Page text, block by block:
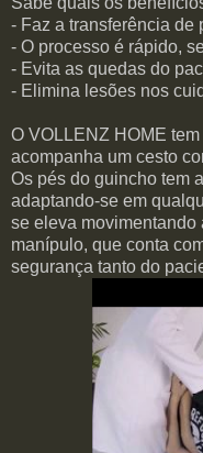
- Faz a transferência de
- O processo é rápido,
- Evita as quedas do
- Elimina lesões nos
O VOLLENZ HOME
acompanha um cesto
Os pés do guincho tem
adaptando-se em
se eleva movimentando
manípulo, que conta
segurança tanto do